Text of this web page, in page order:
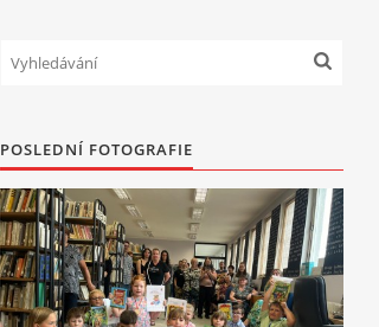
POSLEDNÍ FOTOGRAFIE